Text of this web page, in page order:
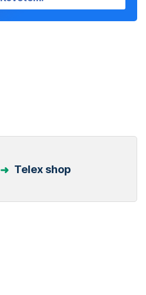
Telex shop